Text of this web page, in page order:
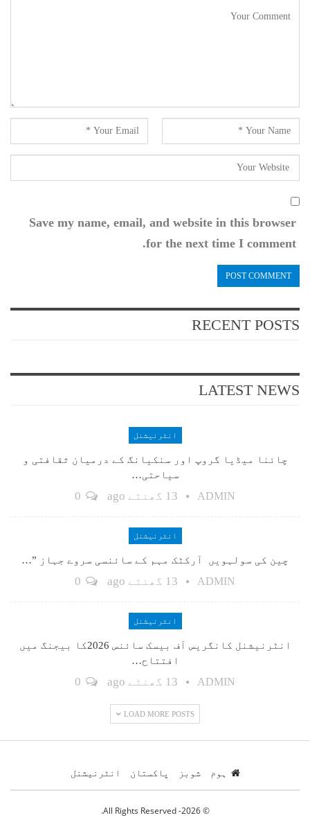
Save my name, email, and website in this browser
for the next time I comment.
RECENT POSTS
LATEST NEWS
انٹرنیشنل
چائنا میڈیا گروپ اور سنکیانگ کے درمیان ثقافتی و
سیاحتی…
ADMIN 13 گھنٹے ago
انٹرنیشنل
چین کی سولہویں آرکٹک مہم کے سائنسی سروے جہاز ”…
ADMIN 13 گھنٹے ago
انٹرنیشنل
انٹرنیشنل کانگریس آف بیسک سائنس 2026کا بیجنگ میں
افتتاح…
ADMIN 13 گھنٹے ago
LOAD MORE POSTS
ہوم شوبز پاکستان انٹرنیشنل
© 2026- All Rights Reserved.